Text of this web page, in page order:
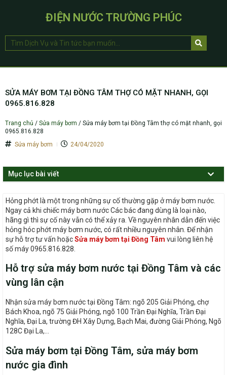
ĐIỆN NƯỚC TRƯỜNG PHÚC
SỬA MÁY BƠM TẠI ĐỒNG TÂM THỢ CÓ MẶT NHANH, GỌI
0965.816.828
Trang chủ / Sửa máy bơm / Sửa máy bơm tại Đồng Tâm thợ có mặt nhanh, gọi
0965.816.828
Sửa máy bơm
24/04/2020
Mục lục bài viết
Hỏng phớt là một trong những sự cố thường gặp ở máy bơm nước.
Ngay cả khi chiếc máy bơm nước Các bác đang dùng là loại nào,
hãng gì thì sự cố này vẫn có thể xảy ra. Về nguyên nhân dẫn đến việc
hỏng hóc phớt máy bơm nước, có rất nhiều nguyên nhân. Để nhận
sự hỗ trợ tư vấn hoặcSửa máy bơm tại Đồng Tâm vui lòng liên hệ
số máy 0965.816.828.
Hỗ trợ sửa máy bơm nước tại Đồng Tâm và các
vùng lân cận
Nhận sửa máy bơm nước tại Đồng Tâm: ngõ 205 Giải Phóng, chợ
Bách Khoa, ngõ 75 Giải Phóng, ngõ 100 Trần Đại Nghĩa, Trần Đại
Nghĩa, Đại La, trường ĐH Xây Dựng, Bạch Mai, đường Giải Phóng, Ngõ
128C Đại La,…
Sửa máy bơm tại Đồng Tâm, sửa máy bơm
nước gia đình